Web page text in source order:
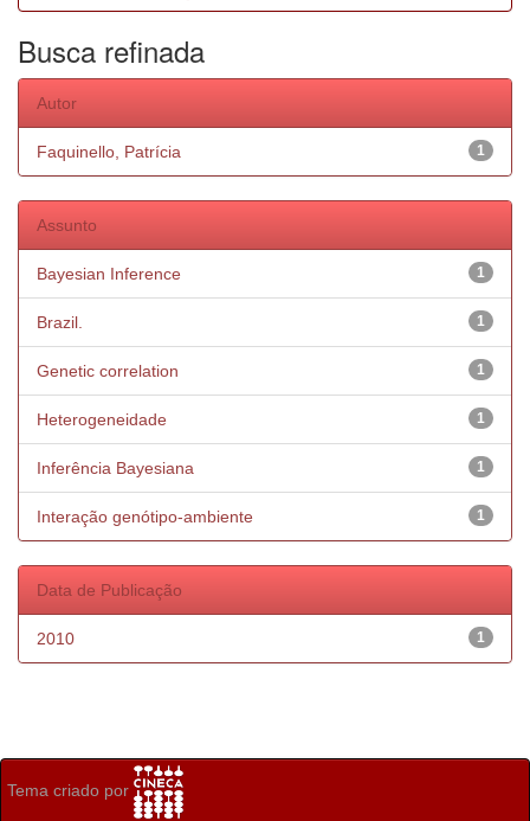
Busca refinada
Autor
1
Faquinello, Patrícia
Assunto
1
Bayesian Inference
1
Brazil.
1
Genetic correlation
1
Heterogeneidade
1
Inferência Bayesiana
1
Interação genótipo-ambiente
Data de Publicação
1
2010
Tema criado por